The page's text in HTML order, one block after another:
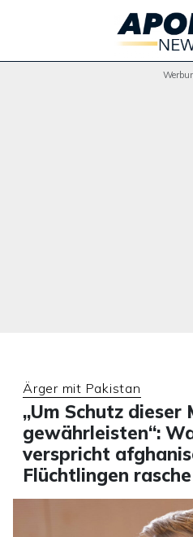
Ärger mit Pakistan
„Um Schutz dieser
gewährleisten“:
verspricht
Flüchtlingen